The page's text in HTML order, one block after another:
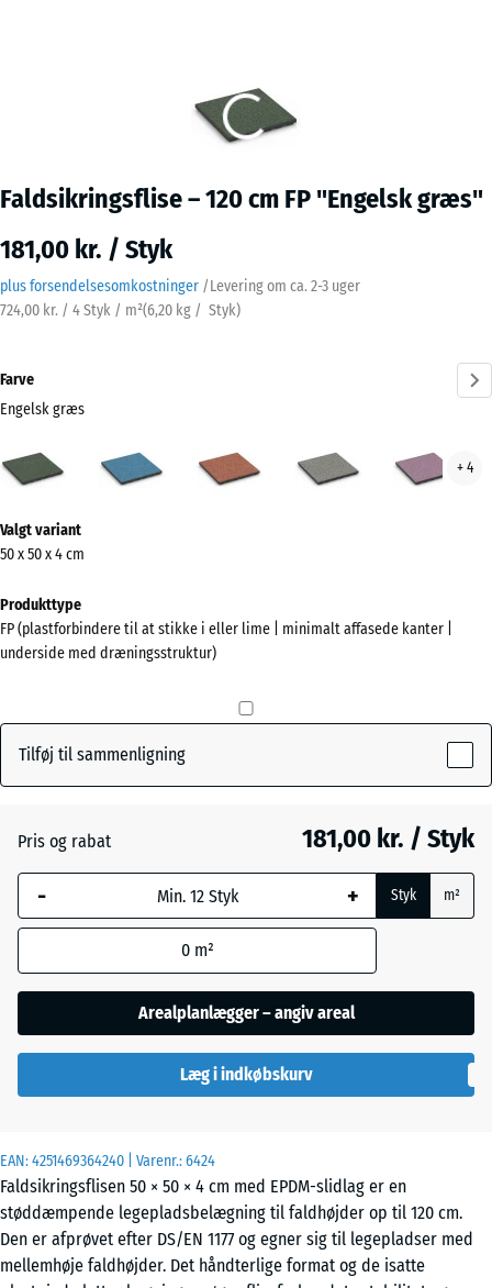
Faldsikringsflise – 120 cm FP "Engelsk græs"
181,00 kr. / Styk
plus forsendelsesomkostninger /Levering om ca. 2-3 uger
724,00 kr. / 4 Styk / m²(6,20 kg / Styk)
EAN:4251469364240 | Varenr.:6424
Faldsikringsflisen 50 × 50 × 4 cm med EPDM-slidlag er en
støddæmpende legepladsbelægning til faldhøjder op til 120 cm.
Den er afprøvet efter DS/EN 1177 og egner sig til legepladser med
mellemhøje faldhøjder. Det håndterlige format og de isatte
Farve
Engelsk græs
granit
+ 4
information
om
farverne?
Vis
farvepalette
(active)
Etna
Grå
Mørkegrå
granit
Rattan
Valgt variant
50 x 50 x 4 cm
Produkttype
FP (plastforbindere til at stikke i eller lime | minimalt affasede kanter |
underside med dræningsstruktur)
Tilføj til sammenligning
Pris og rabat 181,00 kr. / Styk
- + Styk m²
0 m²
Arealplanlægger – angiv areal
Læg i indkøbskurv